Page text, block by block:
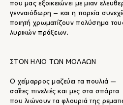
που μας εξοικειώνει με μιαν
γενναιόδωρη – και η πορεία
ποιητή χρωματίζουν πολύσημα
λυρικών πράξεων.
ΣΤΟΝ ΗΛΙΟ ΤΩΝ ΜΟΛΑΩΝ
Ο χείμαρρος μαζεύει τα πουλιά —
σαΐτες πινελιές και μες στα σπάρτα
που λιώνουν τα φλουριά της